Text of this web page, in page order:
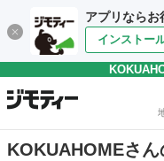
アプリならお
インストー
KOKUAHOMEさ